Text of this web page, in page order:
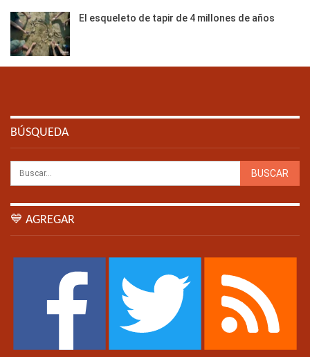
El esqueleto de tapir de 4 millones de años
BÚSQUEDA
💙 AGREGAR